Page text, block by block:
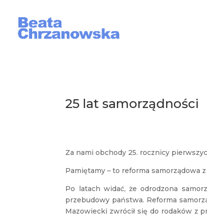
25 lat samorządności
Za nami obchody 25. rocznicy
Pamiętamy – to reforma samorządowa
Po latach widać, że odrodzona
przebudowy państwa. Reforma
Mazowiecki zwrócił się do rodaków z